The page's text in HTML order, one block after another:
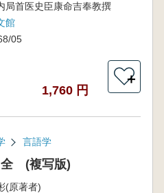
局首医史臣康命吉奉教撰
館
05
1,760 円
＋
言語学
全 (複写版)
(原著者)